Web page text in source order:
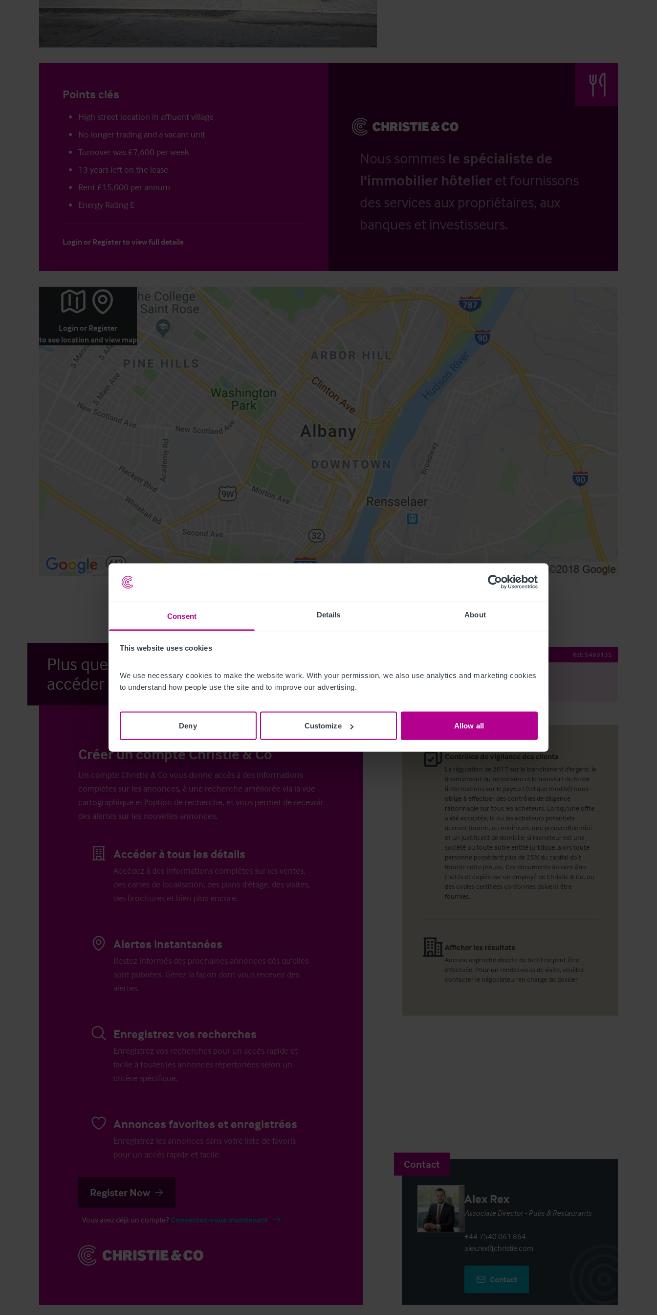
Consent Details About
This website uses cookies
We use necessary cookies to make the website work. With your permission, we also use analytics and marketing cookies
to understand how people use the site and to improve our advertising.
Deny Customize Allow all
Points clés
High street location in affluent village
No longer trading and a vacant unit
Turnover was £7,600 per week
13 years left on the lease
Rent £15,000 per annum
Energy Rating E
Login or Registerto view full details
Nous sommes le spécialiste de
l'immobilier hôtelier et fournissons
des services aux propriétaires, aux
banques et investisseurs.
Login or Register
to see location and view map
Plus que quelques étapes pour
accéder à nos annonces..
Créer un compte Christie & Co
Un compte Christie & Co vous donne accès à des informations
complètes sur les annonces, à une recherche améliorée via la vue
cartographique et l'option de recherche, et vous permet de recevoir
des alertes sur les nouvelles annonces.
Accéder à tous les détails
Accédez à des informations complètes sur les ventes,
des cartes de localisation, des plans d'étage, des visites,
des brochures et bien plus encore.
Alertes instantanées
Restez informés des prochaines annonces dès qu'elles
sont publiées. Gérez la façon dont vous recevez des
alertes.
Enregistrez vos recherches
Enregistrez vos recherches pour un accès rapide et
facile à toutes les annonces répertoriées selon un
critère spécifique.
Annonces favorites et enregistrées
Enregistrez les annonces dans votre liste de favoris
pour un accès rapide et facile.
Register Now
Vous avez déjà un compte? Connectez-vous maintenant
Ref: 5469135
Contrôles de vigilance des clients
La régulation de 2017 sur le blanchiment d'argent, le
financement du terrorisme et le transfert de fonds
(informations sur le payeur) (tel que modifié) nous
oblige à effectuer des contrôles de diligence
raisonnable sur tous les acheteurs. Lorsqu'une offre
a été acceptée, le ou les acheteurs potentiels
devront fournir, au minimum, une preuve d'identité
et un justificatif de domicile; si l'acheteur est une
société ou toute autre entité juridique, alors toute
personne possédant plus de 25% du capital doit
fournir cette preuve. Ces documents doivent être
traités et copiés par un employé de Christie & Co, ou
des copies certifiées conformes doivent être
fournies.
Afficher les résultats
Aucune approche directe de l'actif ne peut être
effectuée. Pour un rendez-vous de visite, veuillez
contacter le négociateur en charge du dossier
Contact
Alex Rex
Associate Director - Pubs & Restaurants
+44 7540 061 864
alex.rex@christie.com
Contact